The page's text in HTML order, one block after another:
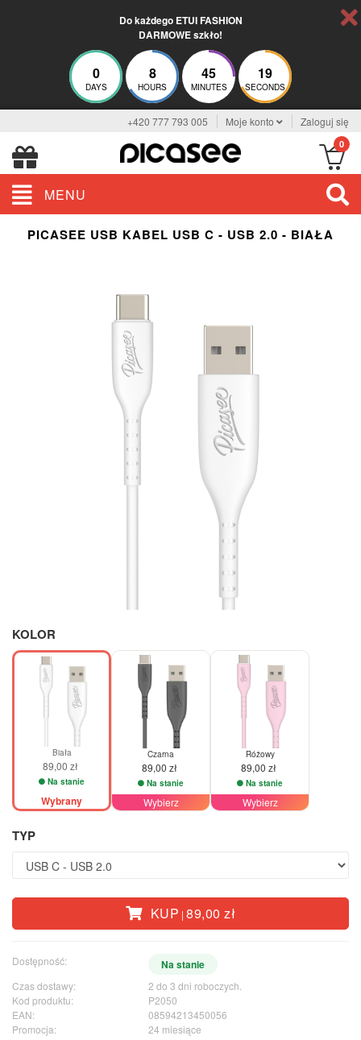
Do każdego ETUI FASHION
DARMOWE szkło!
0
DAYS
8
HOURS
45
MINUTES
19
SECONDS
+420 777 793 005 Moje konto Zaloguj się
0
MENU
PICASEE USB KABEL USB C - USB 2.0 - BIAŁA
KOLOR
Biała
89,00 zł
Na stanie
Wybrany
Czarna
89,00 zł
Na stanie
Wybierz
Różowy
89,00 zł
Na stanie
Wybierz
TYP
KUP |89,00 zł
Dostępność: Na stanie
Czas dostawy:
2 do 3 dni roboczych.
Kod produktu:
P2050
EAN:
08594213450056
Promocja:
24 miesiące